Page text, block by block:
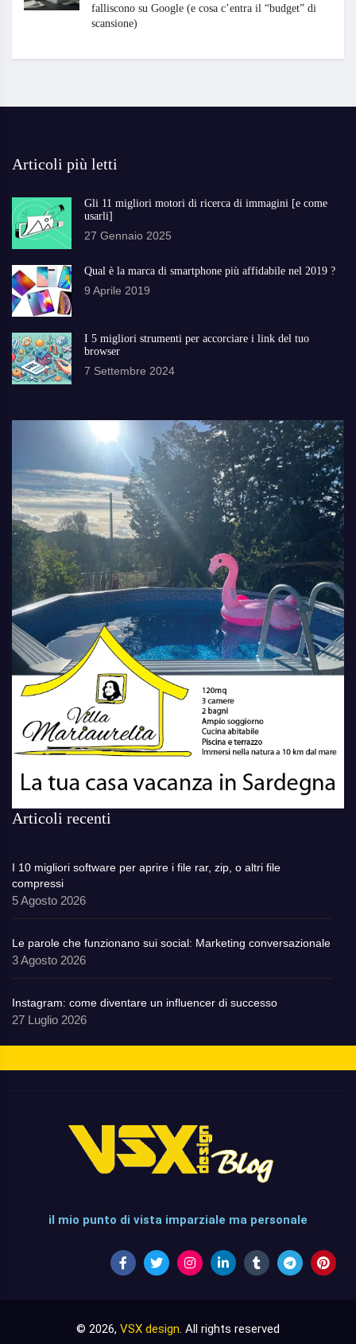
falliscono su Google (e cosa c’entra il “budget” di
scansione)
Articoli più letti
Gli 11 migliori motori di ricerca di immagini [e come
usarli]
27 Gennaio 2025
Qual è la marca di smartphone più affidabile nel 2019 ?
9 Aprile 2019
I 5 migliori strumenti per accorciare i link del tuo
browser
7 Settembre 2024
Articoli recenti
I 10 migliori software per aprire i file rar, zip, o altri file
compressi
5 Agosto 2026
Le parole che funzionano sui social: Marketing conversazionale
3 Agosto 2026
Instagram: come diventare un influencer di successo
27 Luglio 2026
il mio punto di vista imparziale ma personale
© 2026, VSX design . All rights reserved